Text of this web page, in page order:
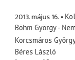
2013. május 16.
Böhm György -
Korcsmáros
Béres László